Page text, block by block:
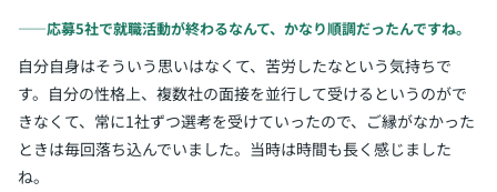
――応募5社で就職活動が終わるなんて、かなり順調だったんですね。
自分自身はそういう思いはなくて、苦労したなという気持ちで
す。自分の性格上、複数社の面接を並行して受けるというのがで
きなくて、常に1社ずつ選考を受けていったので、ご縁がなかった
ときは毎回落ち込んでいました。当時は時間も長く感じました
ね。